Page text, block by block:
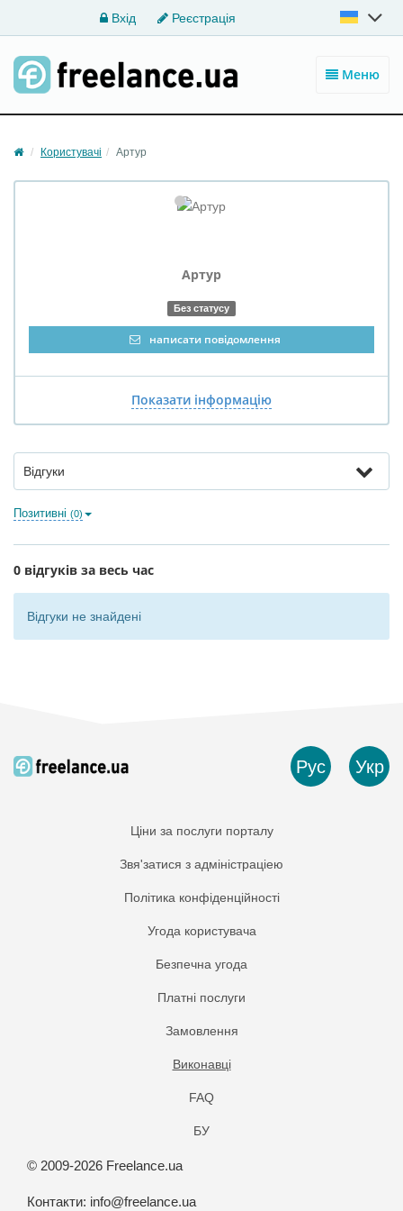
Вхід Реєстрація
Меню
Користувачі Артур
Артур
Без статусу
написати повідомлення
Показати інформацію
Відгуки
Позитивні (0)
0 відгуків за весь час
Відгуки не знайдені
Рус Укр
Ціни за послуги порталу
Звя'затися з адміністраціею
Політика конфіденційності
Угода користувача
Безпечна угода
Платнi послуги
Замовлення
Виконавці
FAQ
БУ
© 2009-2026 Freelance.ua
Контакти: info@freelance.ua